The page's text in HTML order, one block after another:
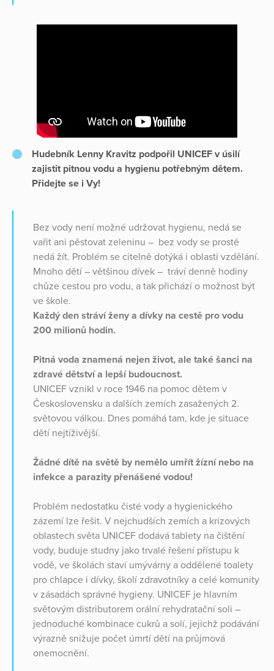
Hudebník Lenny Kravitz podpořil UNICEF v úsilí
zajistit pitnou vodu a hygienu potřebným dětem.
Přidejte se i Vy!
Bez vody není možné udržovat hygienu, nedá se
vařit ani pěstovat zeleninu – bez vody se prostě
nedá žít. Problém se citelně dotýká i oblasti vzdělání.
Mnoho dětí – většinou dívek – tráví denně hodiny
chůze cestou pro vodu, a tak přichází o možnost být
ve škole.
Každý den stráví ženy a dívky na cestě pro vodu
200 milionů hodin.
Pitná voda znamená nejen život, ale také šanci na
zdravé dětství a lepší budoucnost.
UNICEF vznikl v roce 1946 na pomoc dětem v
Československu a dalších zemích zasažených 2.
světovou válkou. Dnes pomáhá tam, kde je situace
dětí nejtíživější.
Žádné dítě na světě by nemělo umřít žízní nebo na
infekce a parazity přenášené vodou!
Problém nedostatku čisté vody a hygienického
zázemí lze řešit. V nejchudších zemích a krizových
oblastech světa UNICEF dodává tablety na čištění
vody, buduje studny jako trvalé řešení přístupu k
vodě, ve školách staví umývárny a oddělené toalety
pro chlapce i dívky, školí zdravotníky a celé komunity
v zásadách správné hygieny. UNICEF je hlavním
světovým distributorem orální rehydratační soli –
jednoduché kombinace cukrů a solí, jejichž podávání
výrazně snižuje počet úmrtí dětí na průjmová
onemocnění.